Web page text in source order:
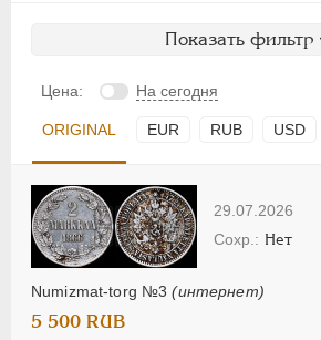
Показать фильтр
Цена: На сегодня
ORIGINAL EUR RUB USD
29.07.2026
Numizmat-torg №3(интернет)
Нет
5 500 RUB